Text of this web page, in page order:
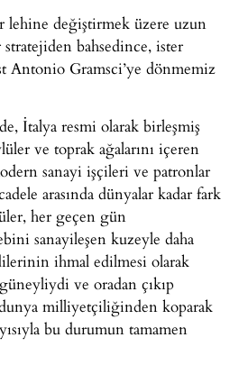
lehine değiştirmek üzere uzun
bahsedince, ister
Antonio Gramsci’ye dönmemiz
İtalya resmi olarak birleşmiş
ve toprak ağalarını içeren
sanayi işçileri ve patronlar
arasında dünyalar kadar fark
her geçen gün
sanayileşen kuzeyle daha
ihmal edilmesi olarak
ve oradan çıkıp
milliyetçiliğinden koparak
bu durumun tamamen